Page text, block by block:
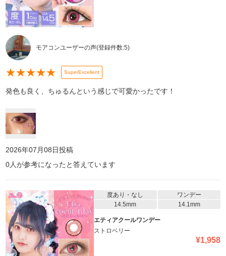
モアコンユーザーの声(登録件数:5)
★★★★★ SuperExcellent
発色も良く、ちゅるんという感じで可愛かったです！
2026年07月08日投稿
0人が参考になったと答えています
度あり・なし
ワンデー
14.5mm
14.1mm
エティアクールワンデー
ストロベリー
¥1,958